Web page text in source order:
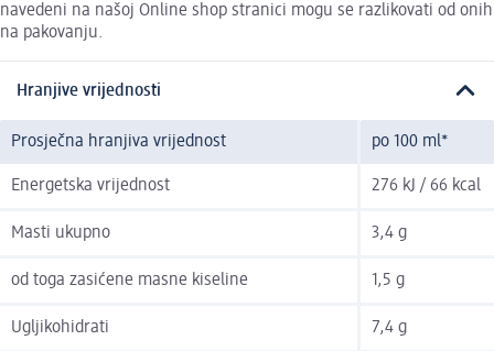
navedeni na našoj Online shop stranici mogu se razlikovati od onih
na pakovanju.
Hranjive vrijednosti
Prosječna hranjiva vrijednost po 100 ml*
Energetska vrijednost 276 kJ / 66 kcal
Masti ukupno 3,4 g
od toga zasićene masne kiseline 1,5 g
Ugljikohidrati 7,4 g